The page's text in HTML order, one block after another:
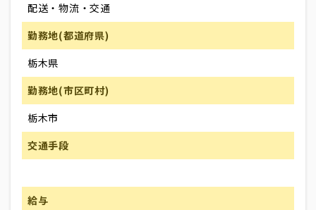
配送・物流・交通
勤務地(都道府県)
栃木県
勤務地(市区町村)
栃木市
交通手段
給与